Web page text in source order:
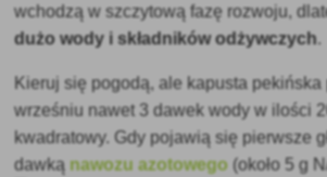
wchodzą w szczytową fazę rozwoju,
dużo wody i składników odżywczych.
Kieruj się pogodą, ale kapusta pekińska
wrześniu nawet 3 dawek wody w ilości
kwadratowy. Gdy pojawią się pierwsze
dawkąnawozu azotowego (około 5 g